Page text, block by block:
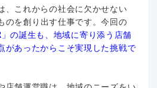
、これからの社会に欠かせない
のを創り出す仕事です。今回の
」の誕生も、地域に寄り添う店舗
があったからこそ実現した挑戦で